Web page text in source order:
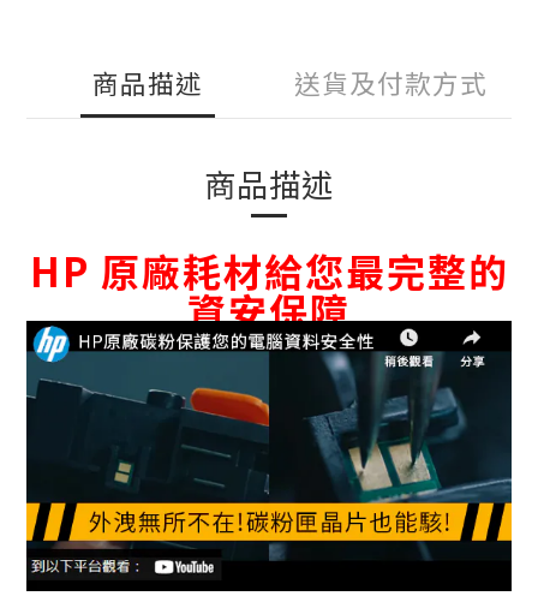
商品描述 送貨及付款方式
商品描述
HP 原廠耗材給您最完整的
資安保障